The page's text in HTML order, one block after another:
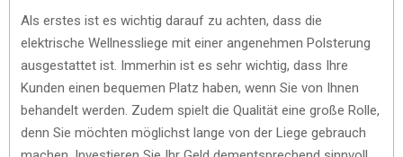
Als erstes ist es wichtig darauf zu achten, dass die
elektrische Wellnessliege mit einer angenehmen Polsterung
ausgestattet ist. Immerhin ist es sehr wichtig, dass Ihre
Kunden einen bequemen Platz haben, wenn Sie von Ihnen
behandelt werden. Zudem spielt die Qualität eine große Rolle,
denn Sie möchten möglichst lange von der Liege gebrauch